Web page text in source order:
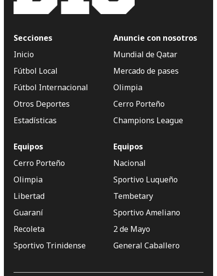
Secciones
Inicio
Fútbol Local
Fútbol Internacional
Otros Deportes
Estadísticas
Anuncie con nosotros
Mundial de Qatar
Mercado de pases
Olimpia
Cerro Porteño
Champions League
Equipos
Cerro Porteño
Olimpia
Libertad
Guaraní
Recoleta
Sportivo Trinidense
Equipos
Nacional
Sportivo Luqueño
Tembetary
Sportivo Ameliano
2 de Mayo
General Caballero